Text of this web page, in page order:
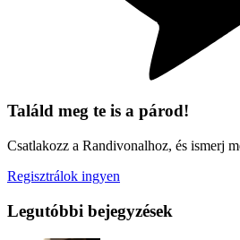
Találd meg te is a párod!
Csatlakozz a Randivonalhoz, és ismerj
Regisztrálok ingyen
Legutóbbi bejegyzések